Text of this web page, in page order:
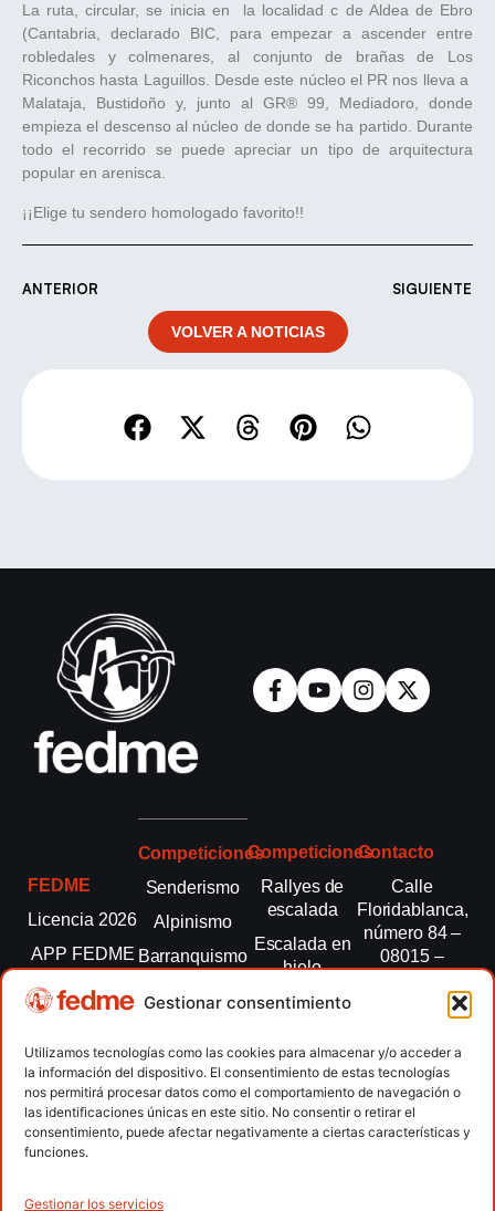
Gestionar consentimiento
Utilizamos tecnologías como las cookies para almacenar y/o acceder a
la información del dispositivo. El consentimiento de estas tecnologías
nos permitirá procesar datos como el comportamiento de navegación o
las identificaciones únicas en este sitio. No consentir o retirar el
consentimiento, puede afectar negativamente a ciertas características y
funciones.
Gestionar los servicios
La ruta, circular, se inicia en la localidad c de Aldea de Ebro
(Cantabria, declarado BIC, para empezar a ascender entre
robledales y colmenares, al conjunto de brañas de Los
Riconchos hasta Laguillos. Desde este núcleo el PR nos lleva a
Malataja, Bustidoño y, junto al GR® 99, Mediadoro, donde
empieza el descenso al núcleo de donde se ha partido. Durante
todo el recorrido se puede apreciar un tipo de arquitectura
popular en arenisca.
¡¡Elige tu sendero homologado favorito!!
ANTERIOR SIGUIENTE
VOLVER A NOTICIAS
FEDME
Licencia 2026
APP FEDME
Transparencia
autonómicas
Clubes
Contacto
Competiciones
Senderismo
Alpinismo
Barranquismo
montaña
Escalada
Escalada
paralimpica
Competiciones
Rallyes de
escalada
Escalada en
hielo
Esquí de
Marcha
Nórdica
Raquetas de
nieve
Contacto
Calle
Floridablanca,
número 84 –
08015 –
fedme@fedme.es
934 264 267